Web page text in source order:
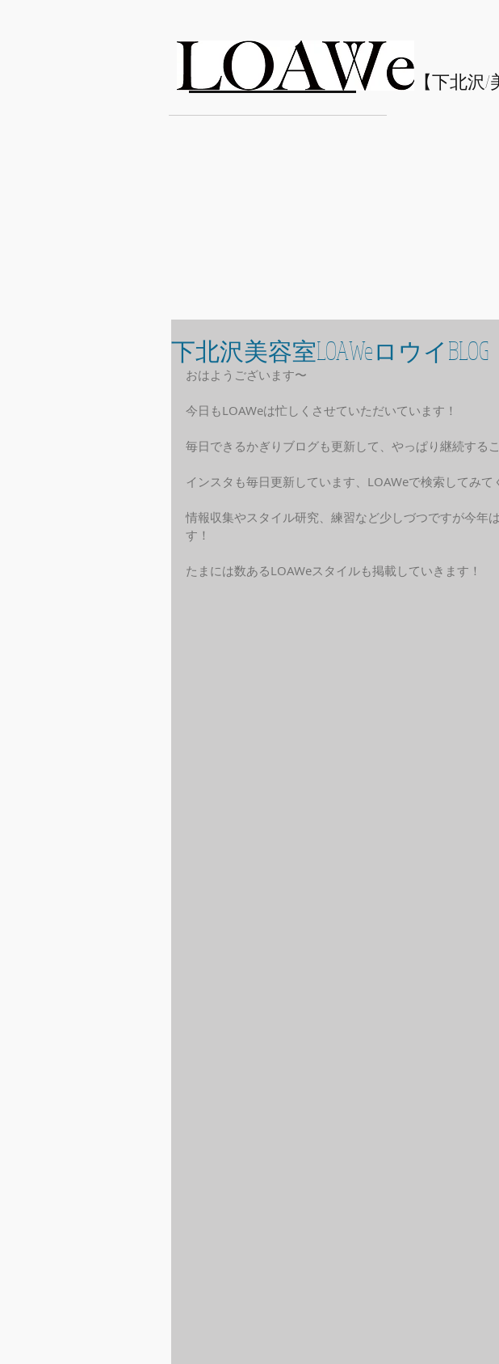
LOAWe ​【下北沢/
下北沢美容室LOAWeロウイBLOG
おはようございます〜
今日もLOAWeは忙しくさせていただいています！
毎日できるかぎりブログも更新して、やっぱり継続する
インスタも毎日更新しています、LOAWeで検索してみて
情報収集やスタイル研究、練習など少しづつですが今年
す！
たまには数あるLOAWeスタイルも掲載していきます！